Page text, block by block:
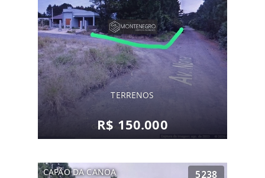
TERRENOS
R$ 150.000
CAPÃO DA CANOA 5238